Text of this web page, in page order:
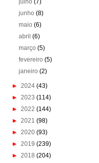
julho(7)
junho(8)
maio(6)
abril(6)
março(5)
fevereiro(5)
janeiro(2)
► 2024 (43)
► 2023 (114)
► 2022 (144)
► 2021 (98)
► 2020 (93)
► 2019 (239)
► 2018 (204)